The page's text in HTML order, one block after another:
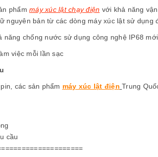
phẩm máy xúc lật chạy điện với khả năng
nguyên bản từ các dòng máy xúc lật sử dụng
chống nước sử dụng công nghệ IP68
việc mỗi lần sạc
các sản phẩm máy xúc lật điện Trung
cầu